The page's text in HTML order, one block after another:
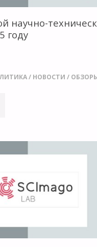
научно-
году
/ НОВОСТИ /